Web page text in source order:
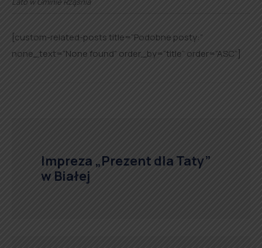
[custom-related-posts title=”Podobne posty:”
none_text=”None found” order_by=”title” order=”ASC”]
Impreza „Prezent dla Taty”
w Białej